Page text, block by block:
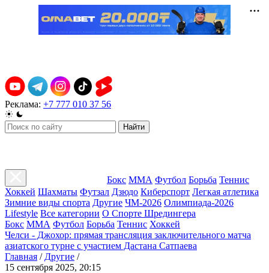
Реклама: +7 777 010 37 56
Найти
Бокс ММА Футбол Борьба Теннис
Хоккей Шахматы Футзал Дзюдо Киберспорт Легкая атлетика
Зимние виды спорта Другие ЧМ-2026 Олимпиада-2026
Lifestyle Все категории О Спорте Шредингера
Бокс ММА Футбол Борьба Теннис Хоккей
Челси - Джохор: прямая трансляция заключительного матча
азиатского турне с участием Дастана Сатпаева
Главная / Другие /
15 сентября 2025, 20:15